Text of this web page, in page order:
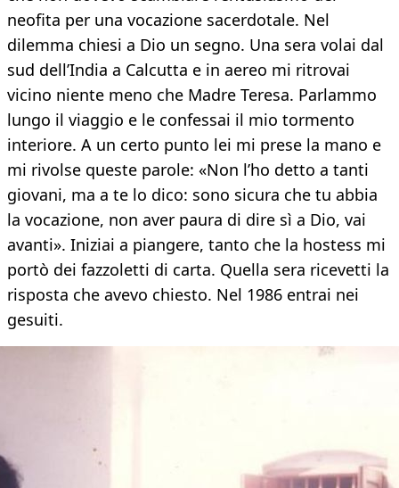
neofita per una vocazione sacerdotale. Nel
dilemma chiesi a Dio un segno. Una sera volai dal
sud dell’India a Calcutta e in aereo mi ritrovai
vicino niente meno che Madre Teresa. Parlammo
lungo il viaggio e le confessai il mio tormento
interiore. A un certo punto lei mi prese la mano e
mi rivolse queste parole: «Non l’ho detto a tanti
giovani, ma a te lo dico: sono sicura che tu abbia
la vocazione, non aver paura di dire sì a Dio, vai
avanti». Iniziai a piangere, tanto che la hostess mi
portò dei fazzoletti di carta. Quella sera ricevetti la
risposta che avevo chiesto. Nel 1986 entrai nei
gesuiti.